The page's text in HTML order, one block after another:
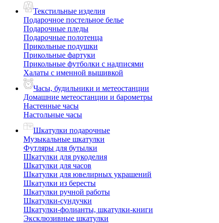
Текстильные изделия
Подарочное постельное белье
Подарочные пледы
Подарочные полотенца
Прикольные подушки
Прикольные фартуки
Прикольные футболки с надписями
Халаты с именной вышивкой
Часы, будильники и метеостанции
Домашние метеостанции и барометры
Настенные часы
Настольные часы
Шкатулки подарочные
Музыкальные шкатулки
Футляры для бутылки
Шкатулки для рукоделия
Шкатулки для часов
Шкатулки для ювелирных украшений
Шкатулки из бересты
Шкатулки ручной работы
Шкатулки-сундучки
Шкатулки-фолианты, шкатулки-книги
Эксклюзивные шкатулки